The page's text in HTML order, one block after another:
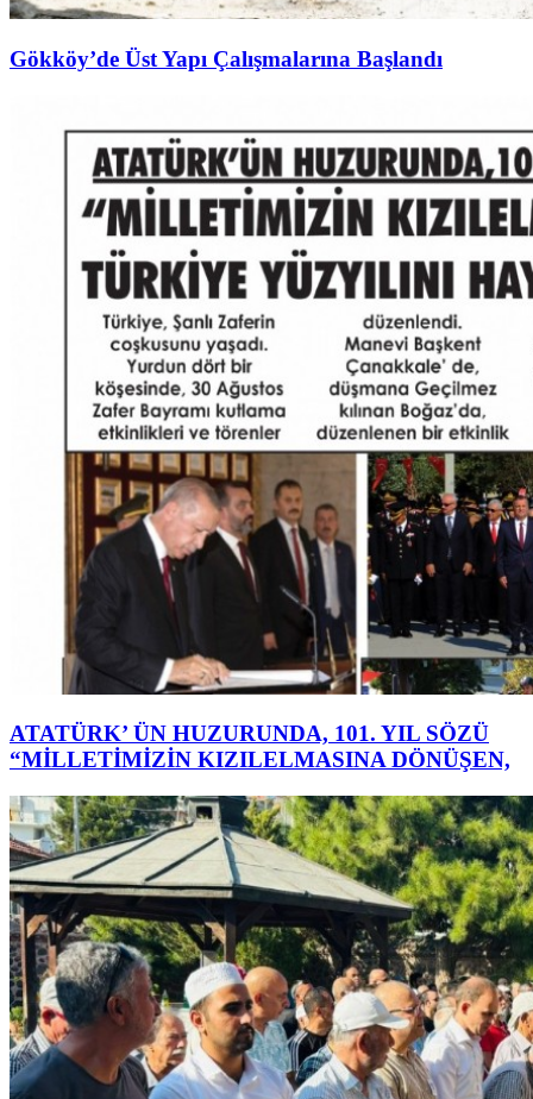
Gökköy’de Üst Yapı Çalışmalarına Başlandı
ATATÜRK’ ÜN HUZURUNDA, 101. YIL SÖZÜ
“MİLLETİMİZİN KIZILELMASINA DÖNÜŞEN,